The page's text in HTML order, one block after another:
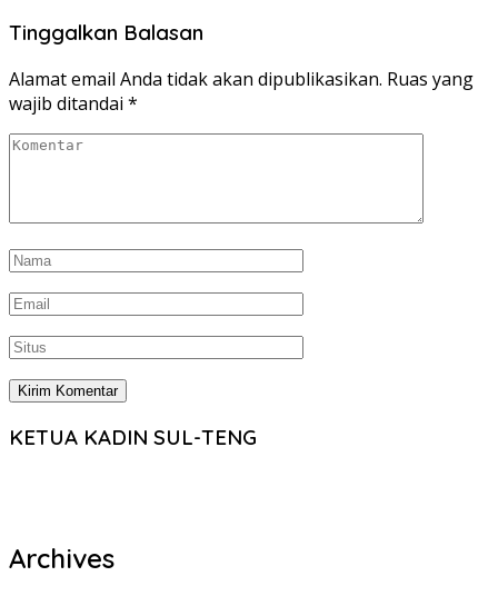
Tinggalkan Balasan
Alamat email Anda tidak akan dipublikasikan. Ruas yang
wajib ditandai *
KETUA KADIN SUL-TENG
Archives